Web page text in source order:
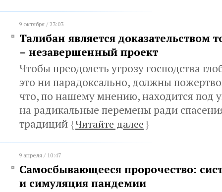
9 октября / 23:03
Талибан является доказательством
– незавершенный проект
Чтобы преодолеть угрозу господства
это ни парадоксально, должны
что, по нашему мнению, находится под
на радикальные перемены ради
традиций {Читайте далее}
9 апреля / 10:47
Самосбывающееся пророчество:
и симуляция пандемии